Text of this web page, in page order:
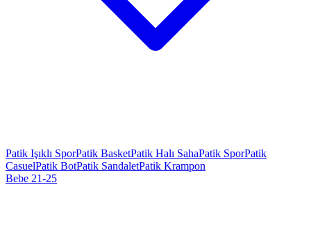
Patik Işıklı SporPatik BasketPatik Halı SahaPatik SporPatik
CasuelPatik BotPatik SandaletPatik Krampon
Bebe 21-25